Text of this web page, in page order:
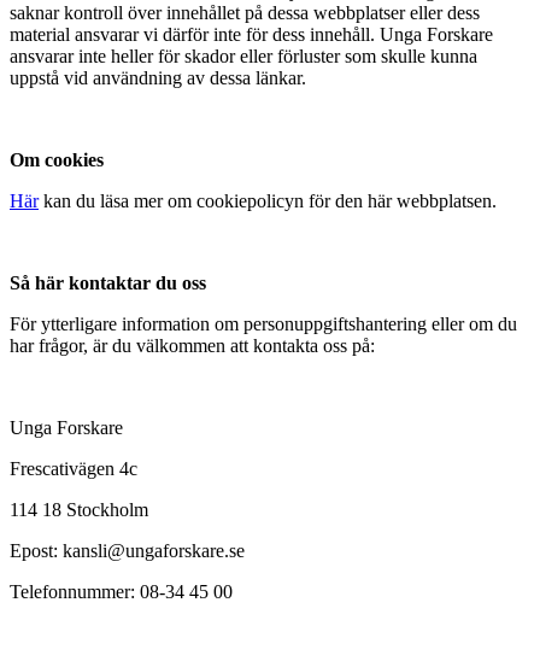
saknar kontroll över innehållet på dessa webbplatser eller dess
material ansvarar vi därför inte för dess innehåll. Unga Forskare
ansvarar inte heller för skador eller förluster som skulle kunna
uppstå vid användning av dessa länkar.
Om cookies
Härkan du läsa mer om cookiepolicyn för den här webbplatsen.
Så här kontaktar du oss
För ytterligare information om personuppgiftshantering eller om du
har frågor, är du välkommen att kontakta oss på:
Unga Forskare
Frescativägen 4c
114 18 Stockholm
Epost: kansli@ungaforskare.se
Telefonnummer: 08-34 45 00